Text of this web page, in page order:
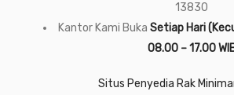
13830
Kantor Kami Buka Setiap Hari
08.00 – 17.00
Situs Penyedia Rak